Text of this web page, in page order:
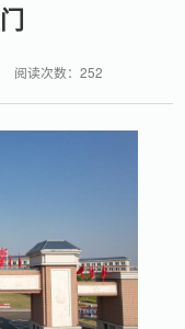
阅读次数： 252